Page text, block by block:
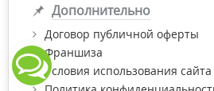
Дополнительно
Договор публичной оферты
Франшиза
Условия использования сайта